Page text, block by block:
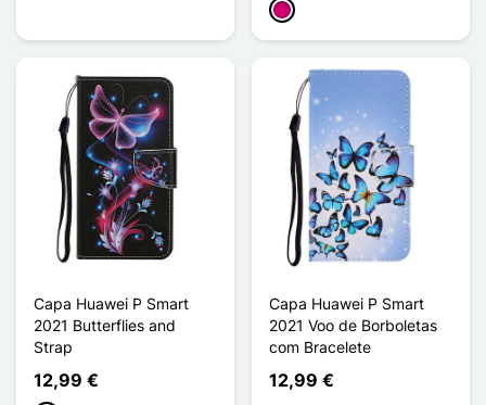
Magenta
Capa Huawei P Smart
2021 Butterflies and
Strap
12,99 €
Capa Huawei P Smart
2021 Voo de Borboletas
com Bracelete
12,99 €